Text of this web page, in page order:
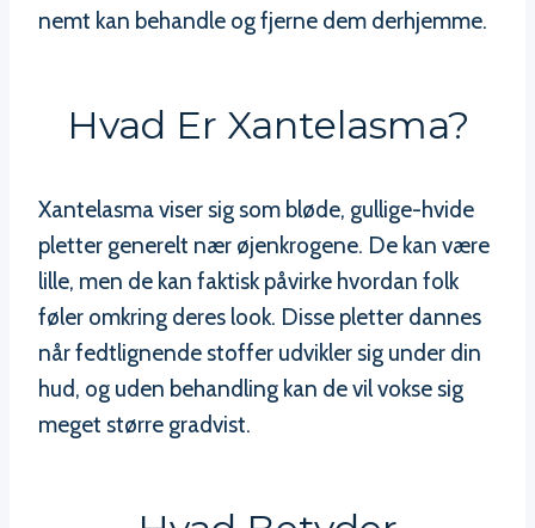
nemt kan behandle og fjerne dem derhjemme.
Hvad Er Xantelasma?
Xantelasma viser sig som bløde, gullige-hvide
pletter generelt nær øjenkrogene. De kan være
lille, men de kan faktisk påvirke hvordan folk
føler omkring deres look. Disse pletter dannes
når fedtlignende stoffer udvikler sig under din
hud, og uden behandling kan de vil vokse sig
meget større gradvist.